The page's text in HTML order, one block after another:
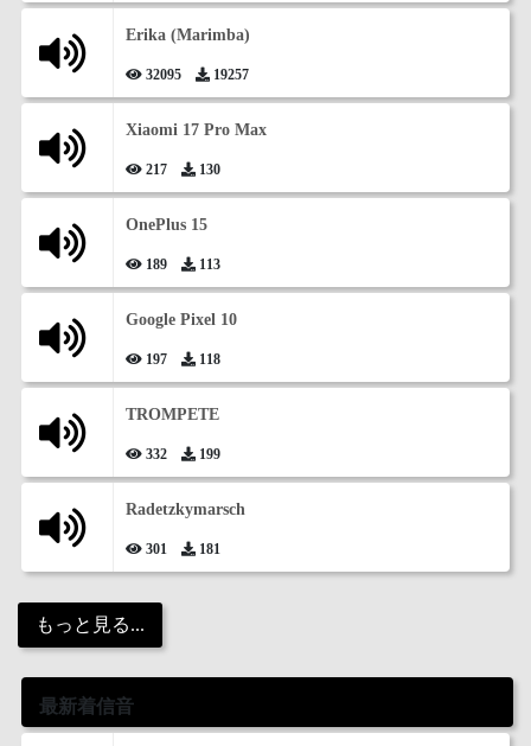
Erika (Marimba)
32095 19257
Xiaomi 17 Pro Max
217 130
OnePlus 15
189 113
Google Pixel 10
197 118
TROMPETE
332 199
Radetzkymarsch
301 181
もっと見る...
最新着信音